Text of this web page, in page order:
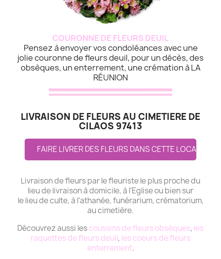
COURONNE DE FLEURS DEUIL
Pensez à envoyer vos condoléances avec une
jolie couronne de fleurs deuil, pour un décès, des
obsèques, un enterrement, une crémation à LA
RÉUNION
LIVRAISON DE FLEURS AU CIMETIERE DE
CILAOS 97413
FAIRE LIVRER DES FLEURS DANS CETTE LOCALITE
Livraison de fleurs par le fleuriste le plus proche du
lieu de livraison à domicile, à l'Eglise ou bien sur
le lieu de culte, à l'athanée, funérarium, crématorium,
au cimetière.
Découvrez aussi lescoussins de fleurs obsèques, les
raquettes de fleurs deuil, les coeurs de fleurs
enterrement.